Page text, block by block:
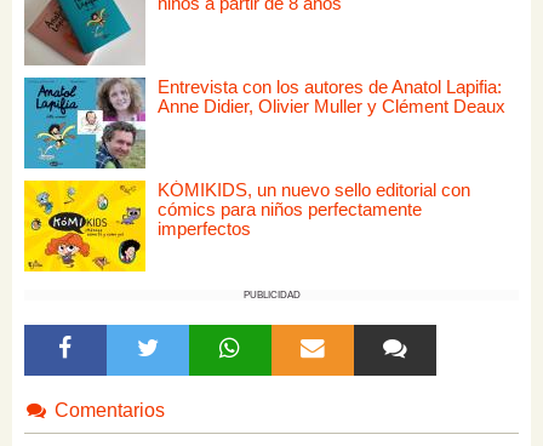
Entrevista con los autores de Anatol Lapifia:
Anne Didier, Olivier Muller y Clément Deaux
KÓMIKIDS, un nuevo sello editorial con
cómics para niños perfectamente
imperfectos
PUBLICIDAD
Comentarios